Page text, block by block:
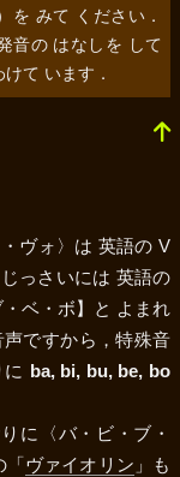
を みて ください．
音の はなしを して
て います．
ヴォ〉 は 英語の V
っさいには 英語の
ベ・ボ】
と よまれ
ですから，特殊音
ba, bi, bu, be, bo
に
〈バ・ビ・ブ・
「ヴァイオリン 」も